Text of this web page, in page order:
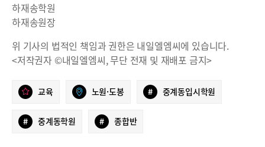
하재송학원
하재송원장
위 기사의 법적인 책임과 권한은 내일엘엠씨에 있습니다.
<저작권자 ©내일엘엠씨, 무단 전재 및 재배포 금지>
교육 노원·도봉 # 중계동입시학원
# 중계동학원 # 종합반